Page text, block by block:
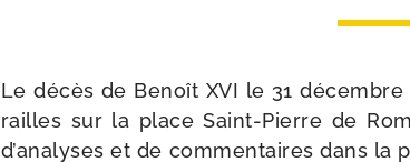
Le décès de Benoît XVI le 31
railles sur la place Saint-​Pierre de
d’ana­lyses et de com­men­taires dans la